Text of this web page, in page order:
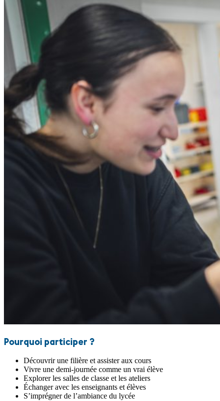
Pourquoi participer ?
Découvrir une filière et assister aux cours
Vivre une demi-journée comme un vrai élève
Explorer les salles de classe et les ateliers
Échanger avec les enseignants et élèves
S’imprégner de l’ambiance du lycée